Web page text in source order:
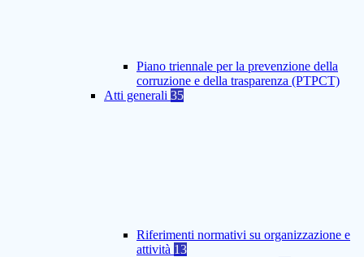
Piano triennale per la prevenzione della
corruzione e della trasparenza (PTPCT)
Atti generali 35
Riferimenti normativi su organizzazione e
attività 13